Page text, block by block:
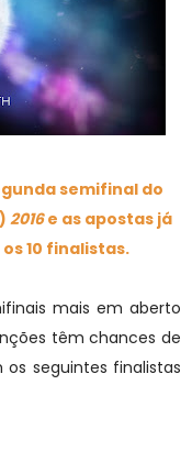
semifinal do
2016e as apostas já
10 finalistas.
mais em aberto
têm chances de
seguintes finalistas